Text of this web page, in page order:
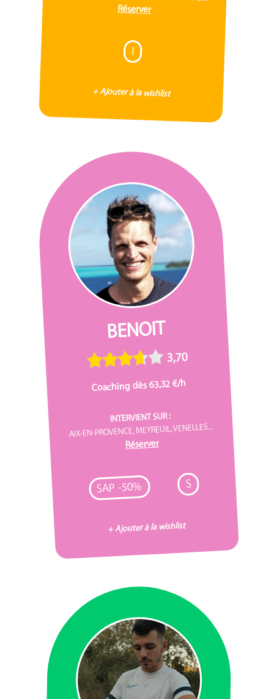
Réserver
I
+ Ajouter à la wishlist
BENOIT
3,70
Coaching dès 63,32 €/h
INTERVIENT SUR :
AIX-EN-PROVENCE, MEYREUIL, VENELLES...
Réserver
SAP -50% S
+ Ajouter à la wishlist